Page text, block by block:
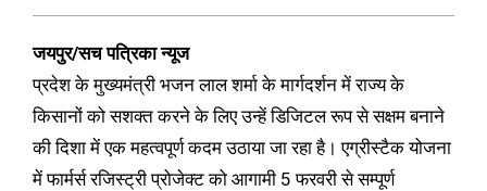
जयपुर/सच पत्रिका न्यूज
प्रदेश के मुख्यमंत्री भजन लाल शर्मा के मार्गदर्शन में राज्य के
किसानों को सशक्त करने के लिए उन्हें डिजिटल रूप से सक्षम बनाने
की दिशा में एक महत्वपूर्ण कदम उठाया जा रहा है। एग्रीस्टैक योजना
में फार्मर्स रजिस्ट्री प्रोजेक्ट को आगामी 5 फरवरी से सम्पूर्ण